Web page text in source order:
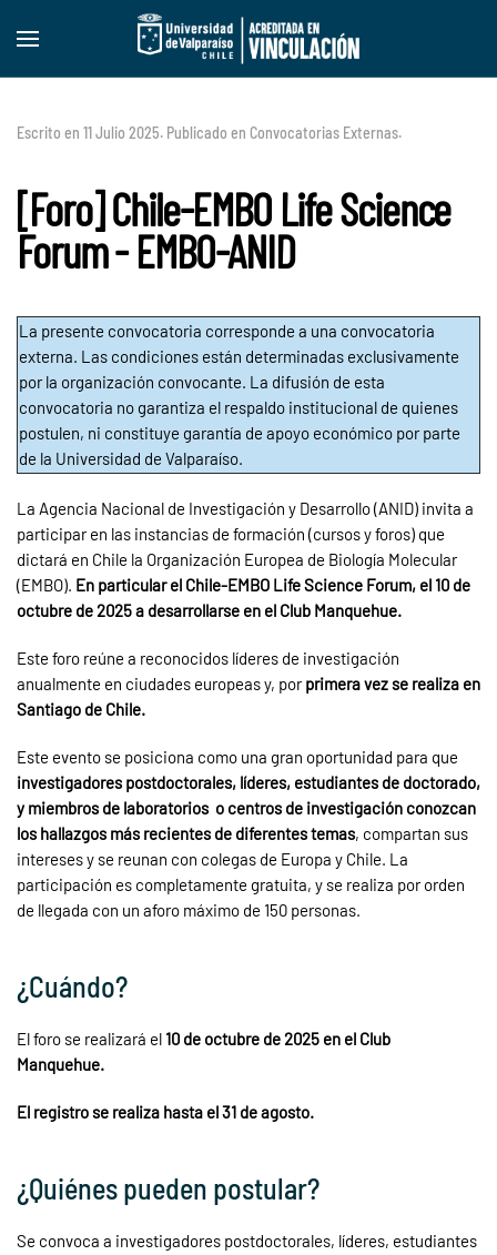
Skip to main content
Escrito en 11 Julio 2025. Publicado en Convocatorias Externas.
[Foro] Chile-EMBO Life Science
Forum - EMBO-ANID
La presente convocatoria corresponde a una convocatoria
externa. Las condiciones están determinadas exclusivamente
por la organización convocante. La difusión de esta
convocatoria no garantiza el respaldo institucional de quienes
postulen, ni constituye garantía de apoyo económico por parte
de la Universidad de Valparaíso.
La Agencia Nacional de Investigación y Desarrollo (ANID) invita a
participar en las instancias de formación (cursos y foros) que
dictará en Chile la Organización Europea de Biología Molecular
(EMBO). En particular el Chile-EMBO Life Science Forum, el 10 de
octubre de 2025 a desarrollarse en el Club Manquehue.
Este foro reúne a reconocidos líderes de investigación
anualmente en ciudades europeas y, porprimera vez se realiza en
Santiago de Chile.
Este evento se posiciona como una gran oportunidad para que
investigadores postdoctorales, líderes, estudiantes de doctorado,
y miembros de laboratorios o centros de investigación conozcan
los hallazgos más recientes de diferentes temas, compartan sus
intereses y se reunan con colegas de Europa y Chile. La
participación es completamente gratuita, y se realiza por orden
de llegada con un aforo máximo de 150 personas.
¿Cuándo?
El foro se realizará el 10 de octubre de 2025 en el Club
Manquehue.
El registro se realiza hasta el 31 de agosto.
¿Quiénes pueden postular?
Se convoca a investigadores postdoctorales, líderes, estudiantes